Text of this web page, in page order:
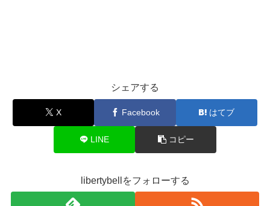
シェアする
X Facebook はてブ
LINE コピー
libertybellをフォローする